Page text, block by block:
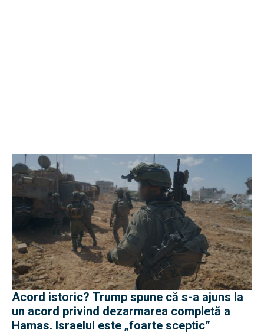
Acord istoric? Trump spune că s-a ajuns la
un acord privind dezarmarea completă a
Hamas. Israelul este „foarte sceptic”